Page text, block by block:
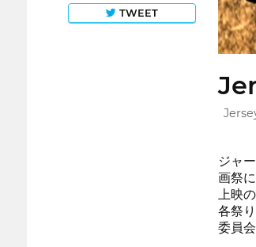
TWEET
ジャ
画祭
上映
各祭
委員